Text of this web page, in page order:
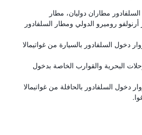
مطاران دوليان، مطار
أرنولفو روميرو الدولي ومطار السلفادور
دخول السلفادور بالسيارة من غواتيمالا
البحرية والقوارب الخاصة بدخول
دخول السلفادور بالحافلة من غواتيمالا